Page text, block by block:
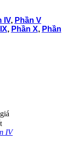
IV, Phần V
, Phần X, Phần
IV